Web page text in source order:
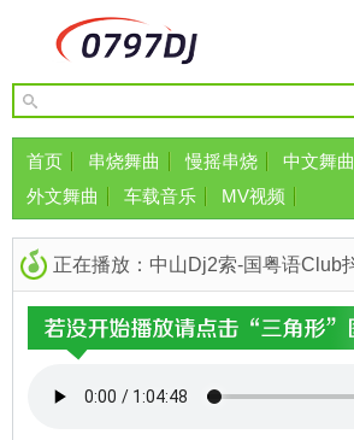
首页 串烧舞曲 慢摇串烧 中文舞曲
外文舞曲
车载音乐 MV视频